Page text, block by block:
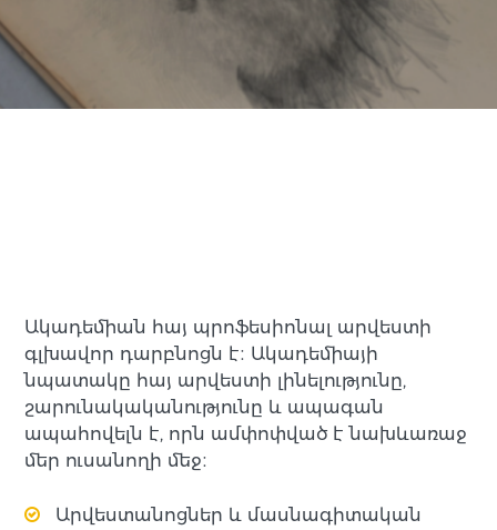
Ակադեմիան հայ պրոֆեսիոնալ արվեստի
գլխավոր դարբնոցն է։ Ակադեմիայի
նպատակը հայ արվեստի լինելությունը,
շարունակականությունը և ապագան
ապահովելն է, որն ամփոփված է նախևառաջ
մեր ուսանողի մեջ։
Արվեստանոցներ և մասնագիտական